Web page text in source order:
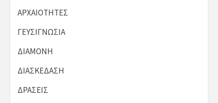
ΑΡΧΑΙΟΤΗΤΕΣ
ΓΕΥΣΙΓΝΩΣΙΑ
ΔΙΑΜΟΝΗ
ΔΙΑΣΚΕΔΑΣΗ
ΔΡΑΣΕΙΣ